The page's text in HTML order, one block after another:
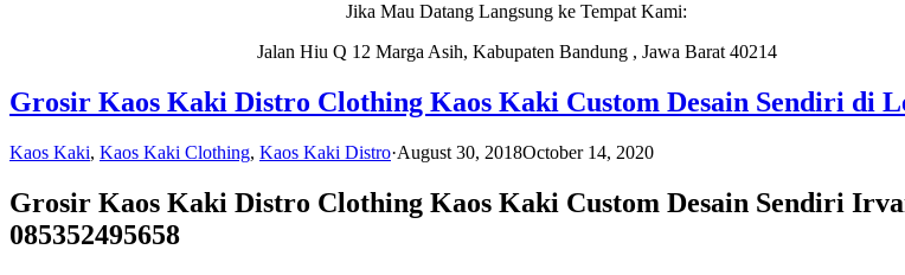
Jika Mau Datang Langsung ke Tempat Kami:
Jalan Hiu Q 12 Marga Asih, Kabupaten Bandung , Jawa Barat 40214
Grosir Kaos Kaki Distro Clothing Kaos Kaki Custom Desain Sendiri di
Kaos Kaki, Kaos Kaki Clothing, Kaos Kaki Distro·August 30, 2018October 14, 2020
Grosir Kaos Kaki Distro Clothing Kaos Kaki Custom Desain Sendiri
085352495658